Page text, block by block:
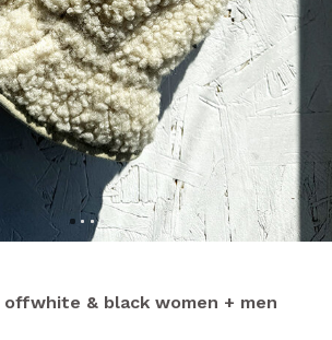
& black women + men